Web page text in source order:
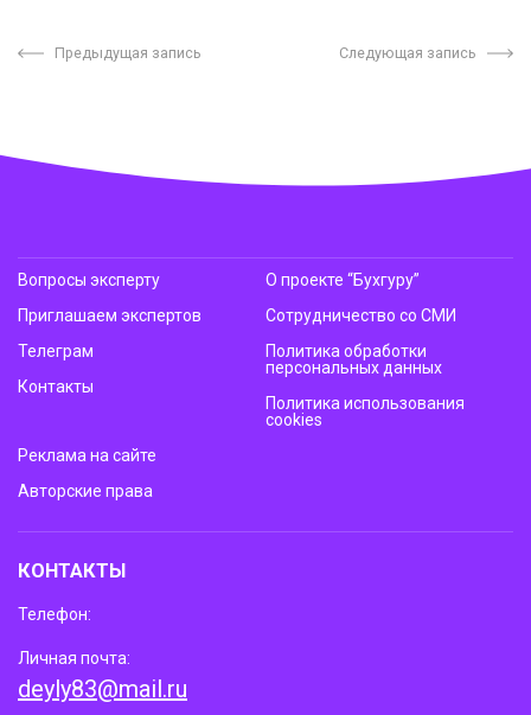
Предыдущая запись Следующая запись
Вопросы эксперту
Приглашаем экспертов
Телеграм
Контакты
О проекте “Бухгуру”
Сотрудничество со СМИ
Политика обработки
персональных данных
Политика использования
cookies
Реклама на сайте
Авторские права
КОНТАКТЫ
Телефон:
Личная почта:
deyly83@mail.ru